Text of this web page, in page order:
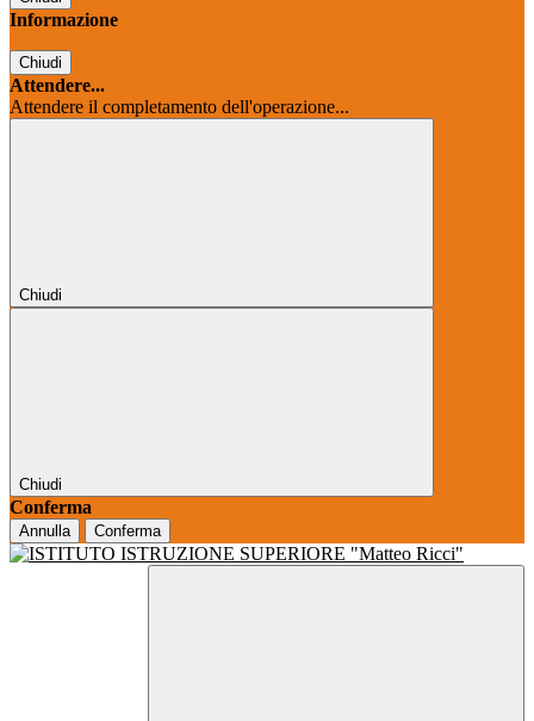
Informazione
Chiudi
Attendere...
Attendere il completamento dell'operazione...
Chiudi
Chiudi
Conferma
Annulla Conferma